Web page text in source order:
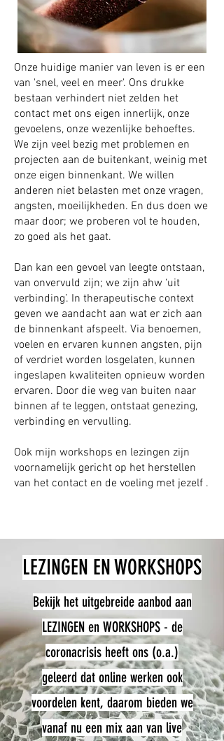
Onze huidige manier van leven is er een
van 'snel, veel en meer'. Ons drukke
bestaan verhindert niet zelden het
contact met ons eigen innerlijk, onze
gevoelens, onze wezenlijke behoeftes.
We zijn veel bezig met problemen en
projecten aan de buitenkant, weinig met
onze eigen binnenkant. We willen
anderen niet belasten met onze vragen,
angsten, moeilijkheden. En dus doen we
maar door; we proberen vol te houden,
zo goed als het gaat.
Dan kan een gevoel van leegte ontstaan,
van onvervuld zijn; we zijn ahw ‘uit
verbinding’. In therapeutische context
geven we aandacht aan wat er zich aan
de binnenkant afspeelt. Via benoemen,
voelen en ervaren kunnen angsten, pijn
of verdriet worden losgelaten, kunnen
ingeslapen kwaliteiten opnieuw worden
ervaren. Door die weg van buiten naar
binnen af te leggen, ontstaat genezing,
verbinding en vervulling.
Ook mijn workshops en lezingen zijn
voornamelijk gericht op het herstellen
van het contact en de voeling met jezelf .
LEZINGEN EN WORKSHOPS
Bekijk het uitgebreide aanbod aan
LEZINGEN en WORKSHOPS - de
coronacrisis heeft ons (o.a.)
geleerd dat online werken ook
voordelen kent, daarom bieden we
vanaf nu een mix aan van live